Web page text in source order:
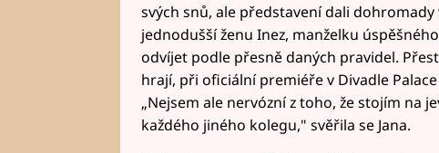
svých snů, ale představení dali
jednodušší ženu Inez, manželku
odvíjet podle přesně daných pravidel.
hrají, při oficiální premiéře v Divadle
„Nejsem ale nervózní z toho, že stojím na
každého jiného kolegu," svěřila se Jana.